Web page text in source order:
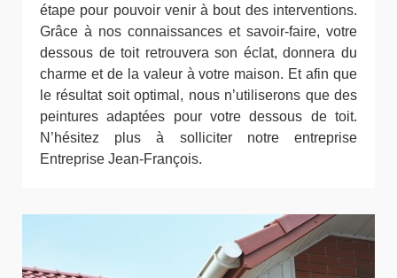
étape pour pouvoir venir à bout des interventions.
Grâce à nos connaissances et savoir-faire, votre
dessous de toit retrouvera son éclat, donnera du
charme et de la valeur à votre maison. Et afin que
le résultat soit optimal, nous n’utiliserons que des
peintures adaptées pour votre dessous de toit.
N’hésitez plus à solliciter notre entreprise
Entreprise Jean-François.